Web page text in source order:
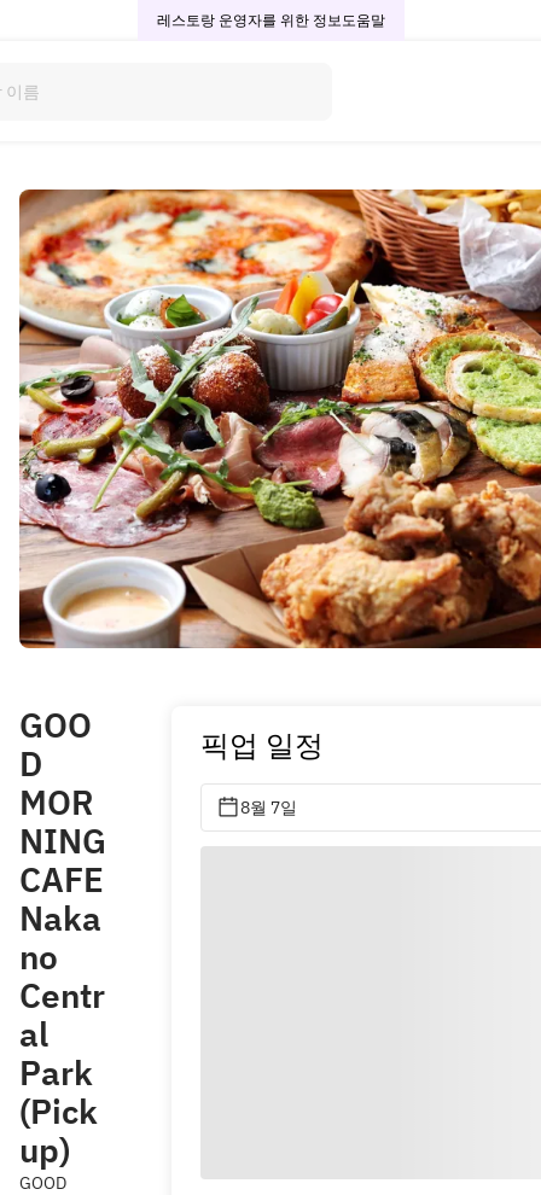
레스토랑 운영자를 위한 정보도움말
GOO
D
MOR
NING
CAFE
Naka
no
Centr
al
Park
(Pick
up)
GOOD
픽업 일정
8월 7일